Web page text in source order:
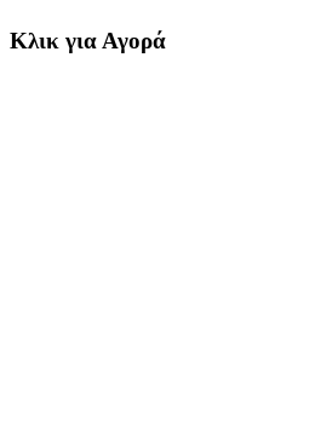
Κλικ για Αγορά